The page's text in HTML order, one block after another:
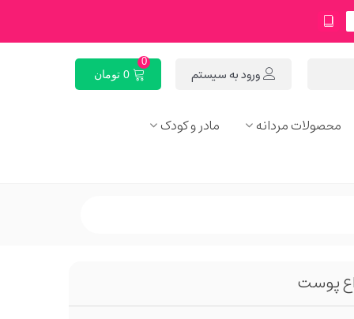
ورود به سیستم
0
0 تومان
محصولات مردانه مادر و کودک